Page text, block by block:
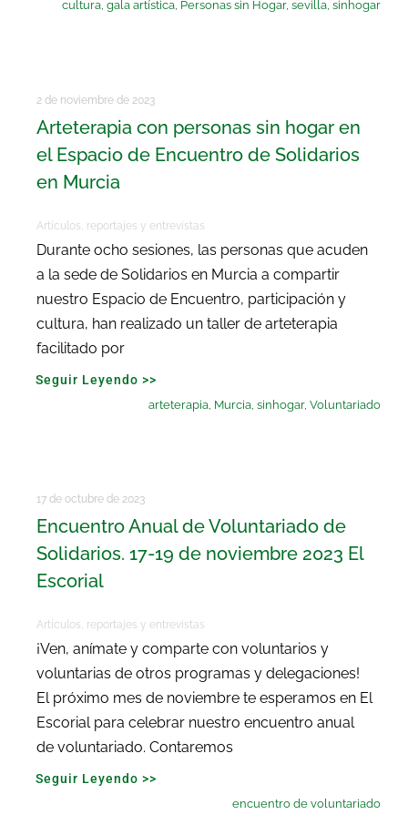
cultura,gala artística, Personas sin Hogar,sevilla,sinhogar
2 de noviembre de 2023
Arteterapia con personas sin hogar en
el Espacio de Encuentro de Solidarios
en Murcia
Artículos, reportajes y entrevistas
Durante ocho sesiones, las personas que acuden
a la sede de Solidarios en Murcia a compartir
nuestro Espacio de Encuentro, participación y
cultura, han realizado un taller de arteterapia
facilitado por
Seguir Leyendo >>
arteterapia Murcia ,sinhogar,Voluntariado
17 de octubre de 2023
Encuentro Anual de Voluntariado de
Solidarios. 17-19 de noviembre 2023 El
Escorial
Artículos, reportajes y entrevistas
¡Ven, anímate y comparte con voluntarios y
voluntarias de otros programas y delegaciones!
El próximo mes de noviembre te esperamos en El
Escorial para celebrar nuestro encuentro anual
de voluntariado. Contaremos
Seguir Leyendo >>
encuentro de voluntariado